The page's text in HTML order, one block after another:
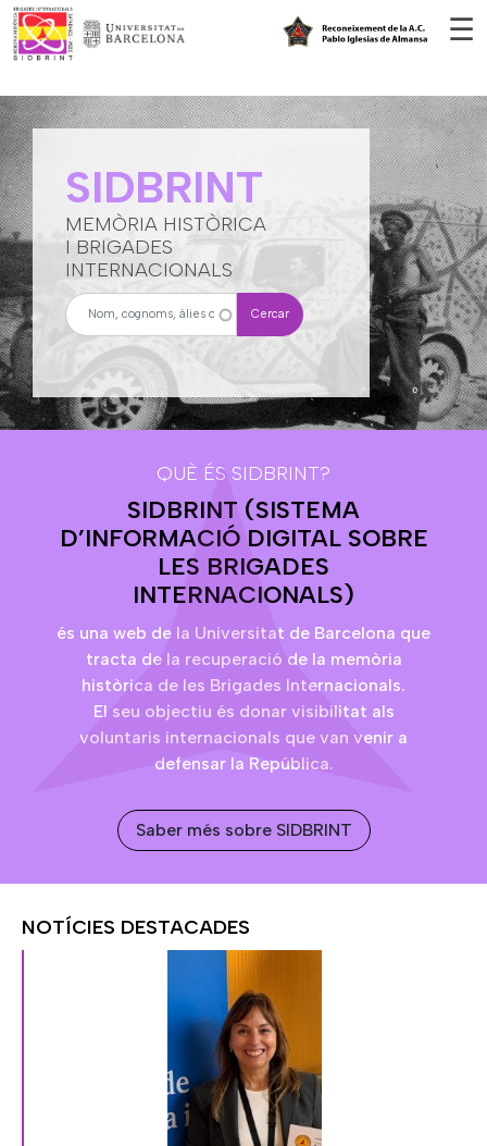
☰
SIDBRINT
MEMÒRIA HISTÒRICA
I BRIGADES
INTERNACIONALS
Cercar
QUÈ ÉS SIDBRINT?
SIDBRINT (SISTEMA
D’INFORMACIÓ DIGITAL SOBRE
LES BRIGADES
INTERNACIONALS)
és una web de la Universitat de Barcelona que
tracta de la recuperació de la memòria
històrica de les Brigades Internacionals.
El seu objectiu és donar visibilitat als
voluntaris internacionals que van venir a
defensar la República.
Saber més sobre SIDBRINT
NOTÍCIES DESTACADES